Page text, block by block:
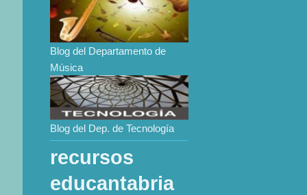
Blog del Departamento de
Música
Blog del Dep. de Tecnología
recursos
educantabria